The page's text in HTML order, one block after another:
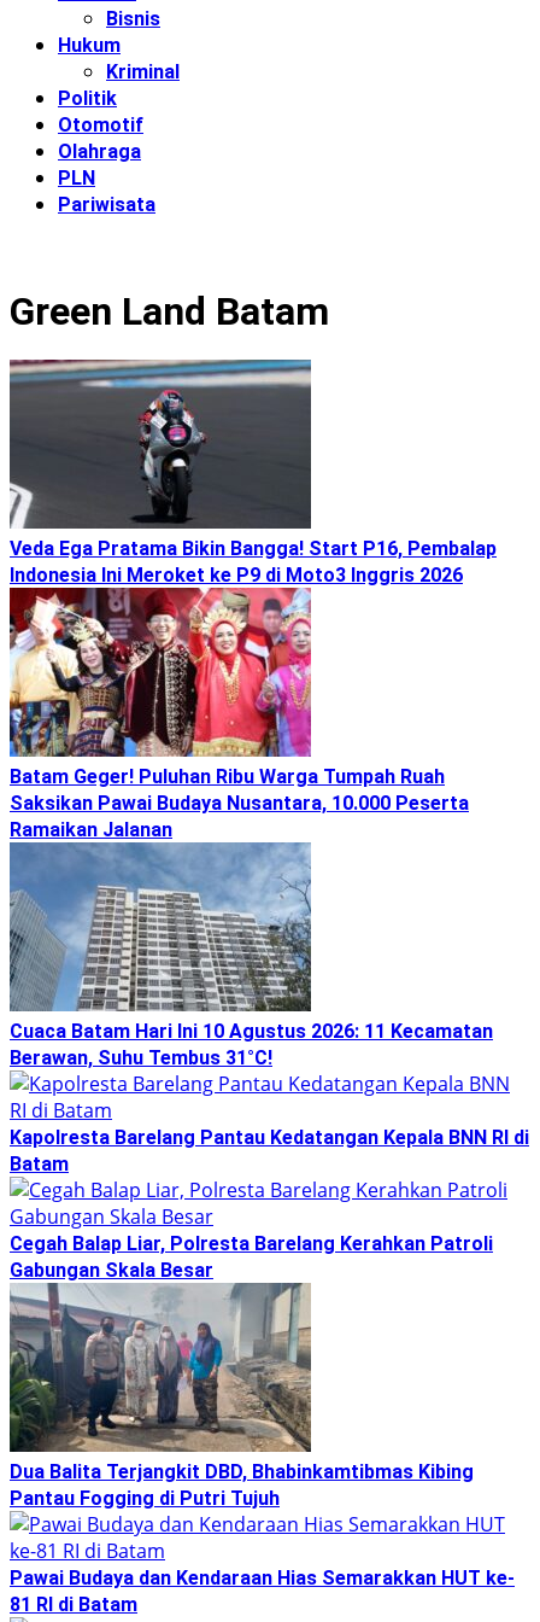
Bisnis
Hukum
Kriminal
Politik
Otomotif
Olahraga
PLN
Pariwisata
Green Land Batam
Veda Ega Pratama Bikin Bangga! Start P16, Pembalap
Indonesia Ini Meroket ke P9 di Moto3 Inggris 2026
Batam Geger! Puluhan Ribu Warga Tumpah Ruah
Saksikan Pawai Budaya Nusantara, 10.000 Peserta
Ramaikan Jalanan
Cuaca Batam Hari Ini 10 Agustus 2026: 11 Kecamatan
Berawan, Suhu Tembus 31°C!
Kapolresta Barelang Pantau Kedatangan Kepala BNN RI di
Batam
Cegah Balap Liar, Polresta Barelang Kerahkan Patroli
Gabungan Skala Besar
Dua Balita Terjangkit DBD, Bhabinkamtibmas Kibing
Pantau Fogging di Putri Tujuh
Pawai Budaya dan Kendaraan Hias Semarakkan HUT ke-
81 RI di Batam